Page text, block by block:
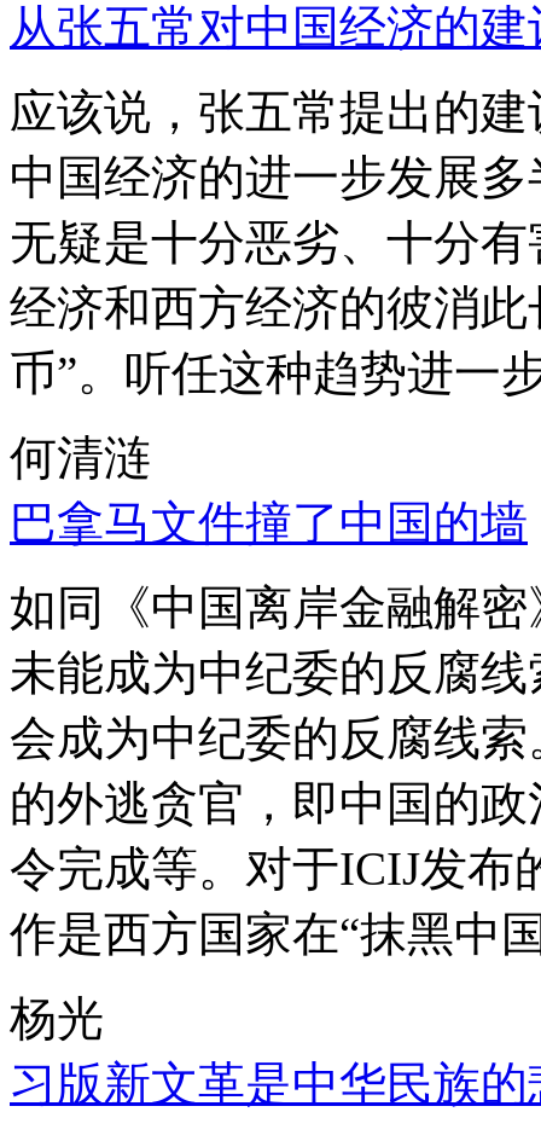
从张五常对中国经济的
应该说，张五常提出的
中国经济的进一步发展
无疑是十分恶劣、十分
经济和西方经济的彼消
币”。听任这种趋势进一
何清涟
巴拿马文件撞了中国的墙
如同《中国离岸金融解
未能成为中纪委的反腐
会成为中纪委的反腐线
的外逃贪官，即中国的
令完成等。对于ICIJ发布
作是西方国家在“抹黑中
杨光
习版新文革是中华民族的